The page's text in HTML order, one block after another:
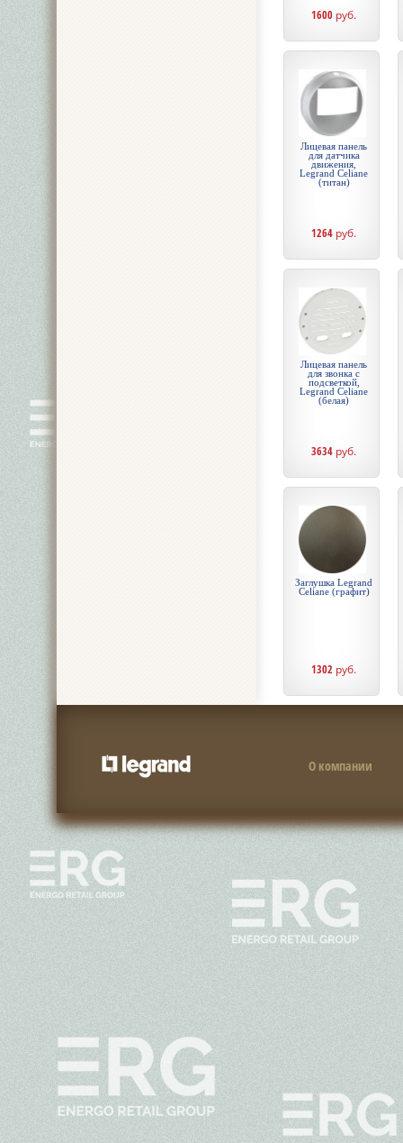
1600 руб.
Лицевая панель
для датчика
движения,
Legrand Celiane
(титан)
1264 руб.
Лицевая панель
для звонка с
подсветкой,
Legrand Celiane
(белая)
3634 руб.
Заглушка Legrand
Celiane (графит)
1302 руб.
О компании